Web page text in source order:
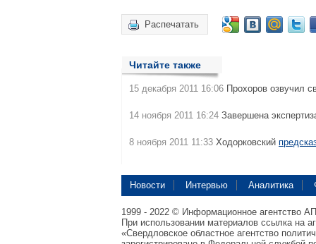
Распечатать
Читайте также
15 декабря 2011 16:06 Прохоров озвучил
14 ноября 2011 16:24 Завершена
8 ноября 2011 11:33 Ходорковский
Новости Интервью Аналитика
1999 - 2022 © Информационное агентство
При использовании материалов ссылка на
«Свердловское областное агентство